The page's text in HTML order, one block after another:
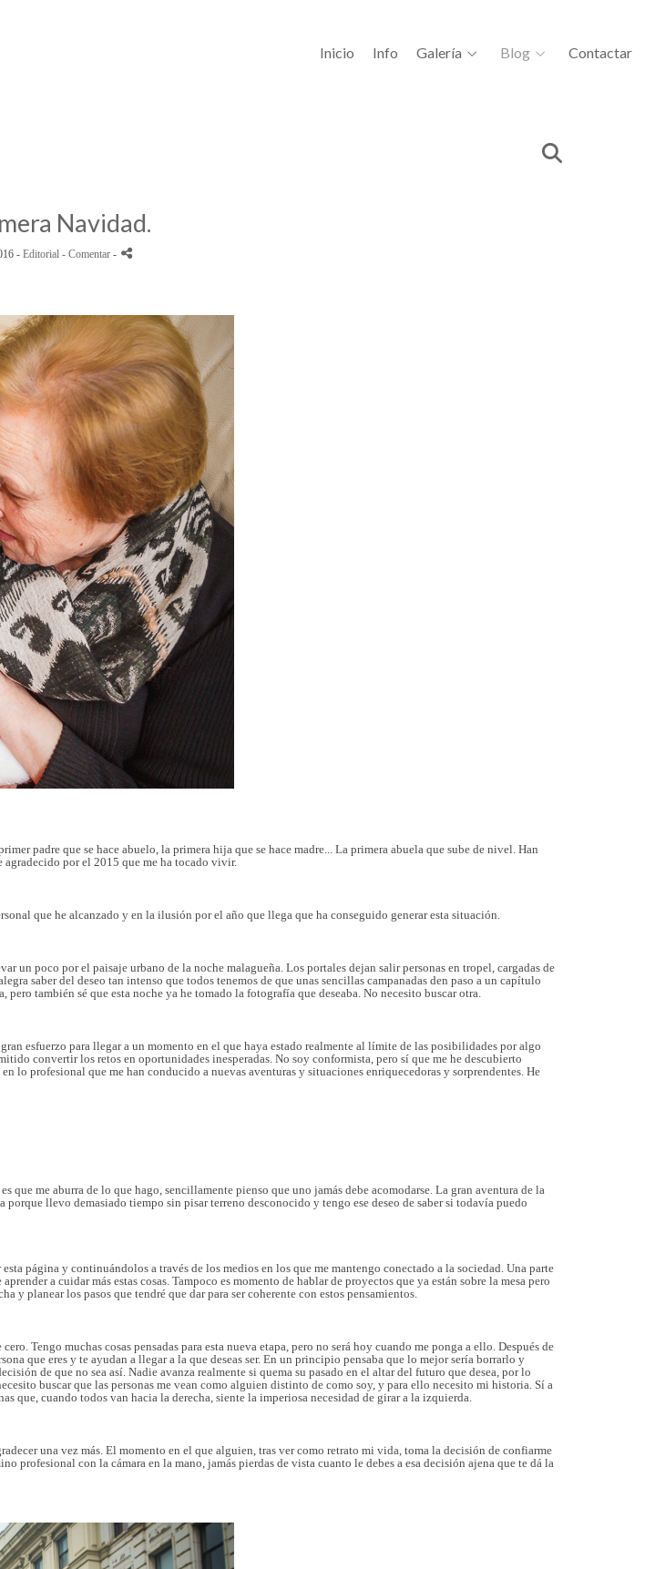
Inicio Info Galería Blog Contactar
Navidad.
- Editorial - Comentar -
padre que se hace abuelo, la primera hija que se hace madre... La primera abuela que sube de nivel. Han
agradecido por el 2015 que me ha tocado vivir.
que he alcanzado y en la ilusión por el año que llega que ha conseguido generar esta situación.
un poco por el paisaje urbano de la noche malagueña. Los portales dejan salir personas en tropel, cargadas de
saber del deseo tan intenso que todos tenemos de que unas sencillas campanadas den paso a un capítulo
también sé que esta noche ya he tomado la fotografía que deseaba. No necesito buscar otra.
esfuerzo para llegar a un momento en el que haya estado realmente al límite de las posibilidades por algo
convertir los retos en oportunidades inesperadas. No soy conformista, pero sí que me he descubierto
lo profesional que me han conducido a nuevas aventuras y situaciones enriquecedoras y sorprendentes. He
me aburra de lo que hago, sencillamente pienso que uno jamás debe acomodarse. La gran aventura de la
llevo demasiado tiempo sin pisar terreno desconocido y tengo ese deseo de saber si todavía puedo
página y continuándolos a través de los medios en los que me mantengo conectado a la sociedad. Una parte
a cuidar más estas cosas. Tampoco es momento de hablar de proyectos que ya están sobre la mesa pero
y planear los pasos que tendré que dar para ser coherente con estos pensamientos.
Tengo muchas cosas pensadas para esta nueva etapa, pero no será hoy cuando me ponga a ello. Después de
que eres y te ayudan a llegar a la que deseas ser. En un principio pensaba que lo mejor sería borrarlo y
de que no sea así. Nadie avanza realmente si quema su pasado en el altar del futuro que desea, por lo
buscar que las personas me vean como alguien distinto de como soy, y para ello necesito mi historia. Sí a
que, cuando todos van hacia la derecha, siente la imperiosa necesidad de girar a la izquierda.
una vez más. El momento en el que alguien, tras ver como retrato mi vida, toma la decisión de confiarme
profesional con la cámara en la mano, jamás pierdas de vista cuanto le debes a esa decisión ajena que te dá la